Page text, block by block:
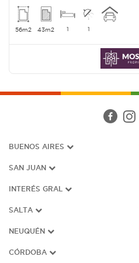
56m2 43m2 1 1
BUENOS AIRES
SAN JUAN
INTERÉS GRAL
SALTA
NEUQUÉN
CÓRDOBA